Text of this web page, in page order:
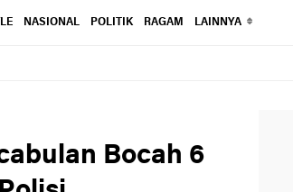
NASIONAL POLITIK RAGAM LAINNYA
Bocah 6